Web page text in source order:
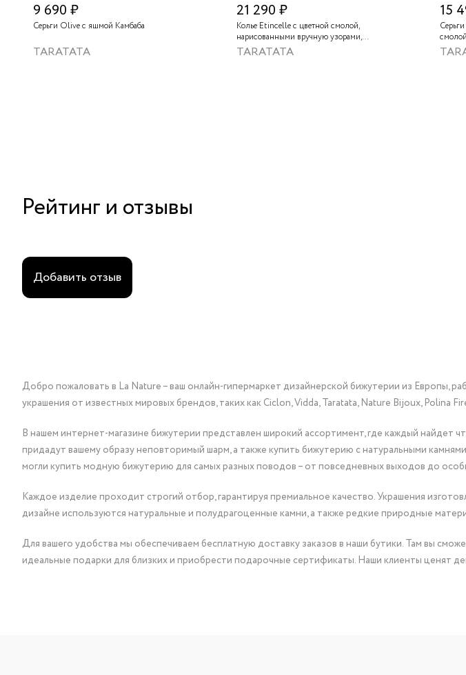
9 690 ₽
Серьги Olive с яшмой Камбаба
TARATATA
21 290 ₽
Колье Etincelle с цветной смолой,
нарисованными вручную узорами,
слюдяным порошком, золотой краской,
стеклянными бусинам и тонированным
TARATATA
15
Рейтинг и отзывы
Добавить отзыв
Добро пожаловать в La Nature – ваш онлайн-гипермаркет дизайнерской бижутерии из Европы,
украшения от известных мировых брендов, таких как Ciclon, Vidda, Taratata, Nature Bijoux, Polina
В нашем интернет-магазине бижутерии представлен широкий ассортимент, где каждый найдет
придадут вашему образу неповторимый шарм, а также купить бижутерию с натуральными
могли купить модную бижутерию для самых разных поводов – от повседневных выходов до
Каждое изделие проходит строгий отбор, гарантируя премиальное качество. Украшения
дизайне используются натуральные и полудрагоценные камни, а также редкие природные
Для вашего удобства мы обеспечиваем бесплатную доставку заказов в наши бутики. Там вы
идеальные подарки для близких и приобрести подарочные сертификаты. Наши клиенты ценят